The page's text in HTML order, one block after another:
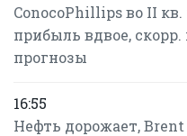
ConocoPhillips во II
прибыль вдвое,
прогнозы
16:55
Нефть дорожает,